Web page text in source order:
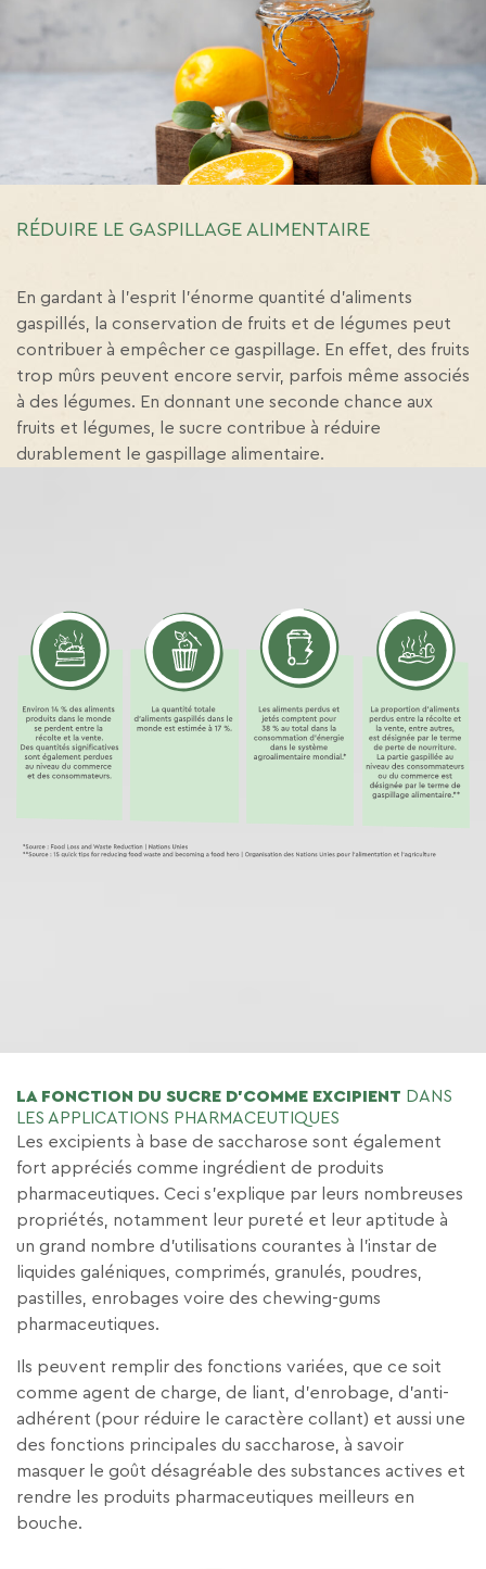
RÉDUIRE LE GASPILLAGE ALIMENTAIRE
En gardant à l’esprit l’énorme quantité d’aliments
gaspillés, la conservation de fruits et de légumes peut
contribuer à empêcher ce gaspillage. En effet, des fruits
trop mûrs peuvent encore servir, parfois même associés
à des légumes. En donnant une seconde chance aux
fruits et légumes, le sucre contribue à réduire
durablement le gaspillage alimentaire.
LA FONCTION DU SUCRE D’COMME EXCIPIENT DANS
LES APPLICATIONS PHARMACEUTIQUES
Les excipients à base de saccharose sont également
fort appréciés comme ingrédient de produits
pharmaceutiques. Ceci s’explique par leurs nombreuses
propriétés, notamment leur pureté et leur aptitude à
un grand nombre d’utilisations courantes à l’instar de
liquides galéniques, comprimés, granulés, poudres,
pastilles, enrobages voire des chewing-gums
pharmaceutiques.
Ils peuvent remplir des fonctions variées, que ce soit
comme agent de charge, de liant, d’enrobage, d’anti-
adhérent (pour réduire le caractère collant) et aussi une
des fonctions principales du saccharose, à savoir
masquer le goût désagréable des substances actives et
rendre les produits pharmaceutiques meilleurs en
bouche.